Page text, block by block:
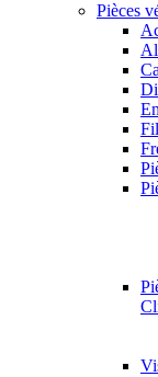
Pièces